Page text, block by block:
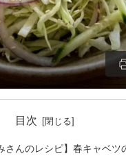
目次
さんのレシピ】春キャベツ